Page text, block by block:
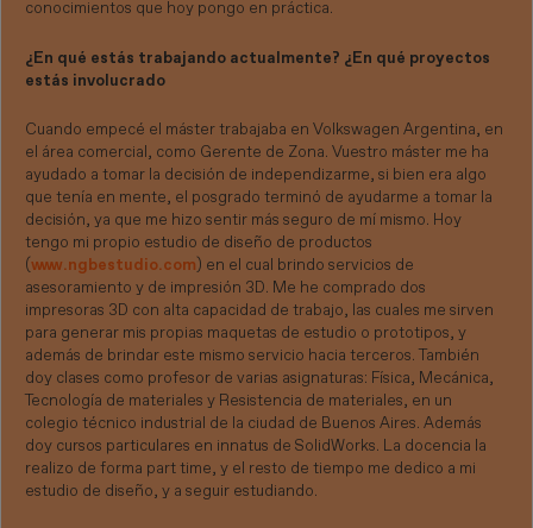
conocimientos que hoy pongo en práctica.
¿En qué estás trabajando actualmente? ¿En qué proyectos
estás involucrado
Cuando empecé el máster trabajaba en Volkswagen Argentina, en
el área comercial, como Gerente de Zona. Vuestro máster me ha
ayudado a tomar la decisión de independizarme, si bien era algo
que tenía en mente, el posgrado terminó de ayudarme a tomar la
decisión, ya que me hizo sentir más seguro de mí mismo. Hoy
tengo mi propio estudio de diseño de productos
(www.ngbestudio.com) en el cual brindo servicios de
asesoramiento y de impresión 3D. Me he comprado dos
impresoras 3D con alta capacidad de trabajo, las cuales me sirven
para generar mis propias maquetas de estudio o prototipos, y
además de brindar este mismo servicio hacia terceros. También
doy clases como profesor de varias asignaturas: Física, Mecánica,
Tecnología de materiales y Resistencia de materiales, en un
colegio técnico industrial de la ciudad de Buenos Aires. Además
doy cursos particulares en innatus de SolidWorks. La docencia la
realizo de forma part time, y el resto de tiempo me dedico a mi
estudio de diseño, y a seguir estudiando.